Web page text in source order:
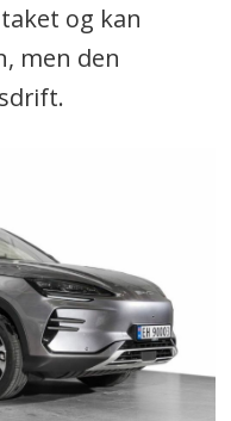
og kan
men den